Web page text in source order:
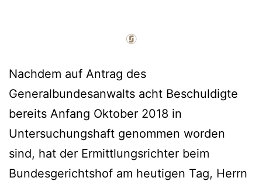
Nachdem auf Antrag des
Generalbundesanwalts acht Beschuldigte
bereits Anfang Oktober 2018 in
Untersuchungshaft genommen worden
sind, hat der Ermittlungsrichter beim
Bundesgerichtshof am heutigen Tag, Herrn